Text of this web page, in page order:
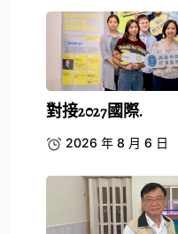
對接2027國際.
2026 年 8 月 6 日